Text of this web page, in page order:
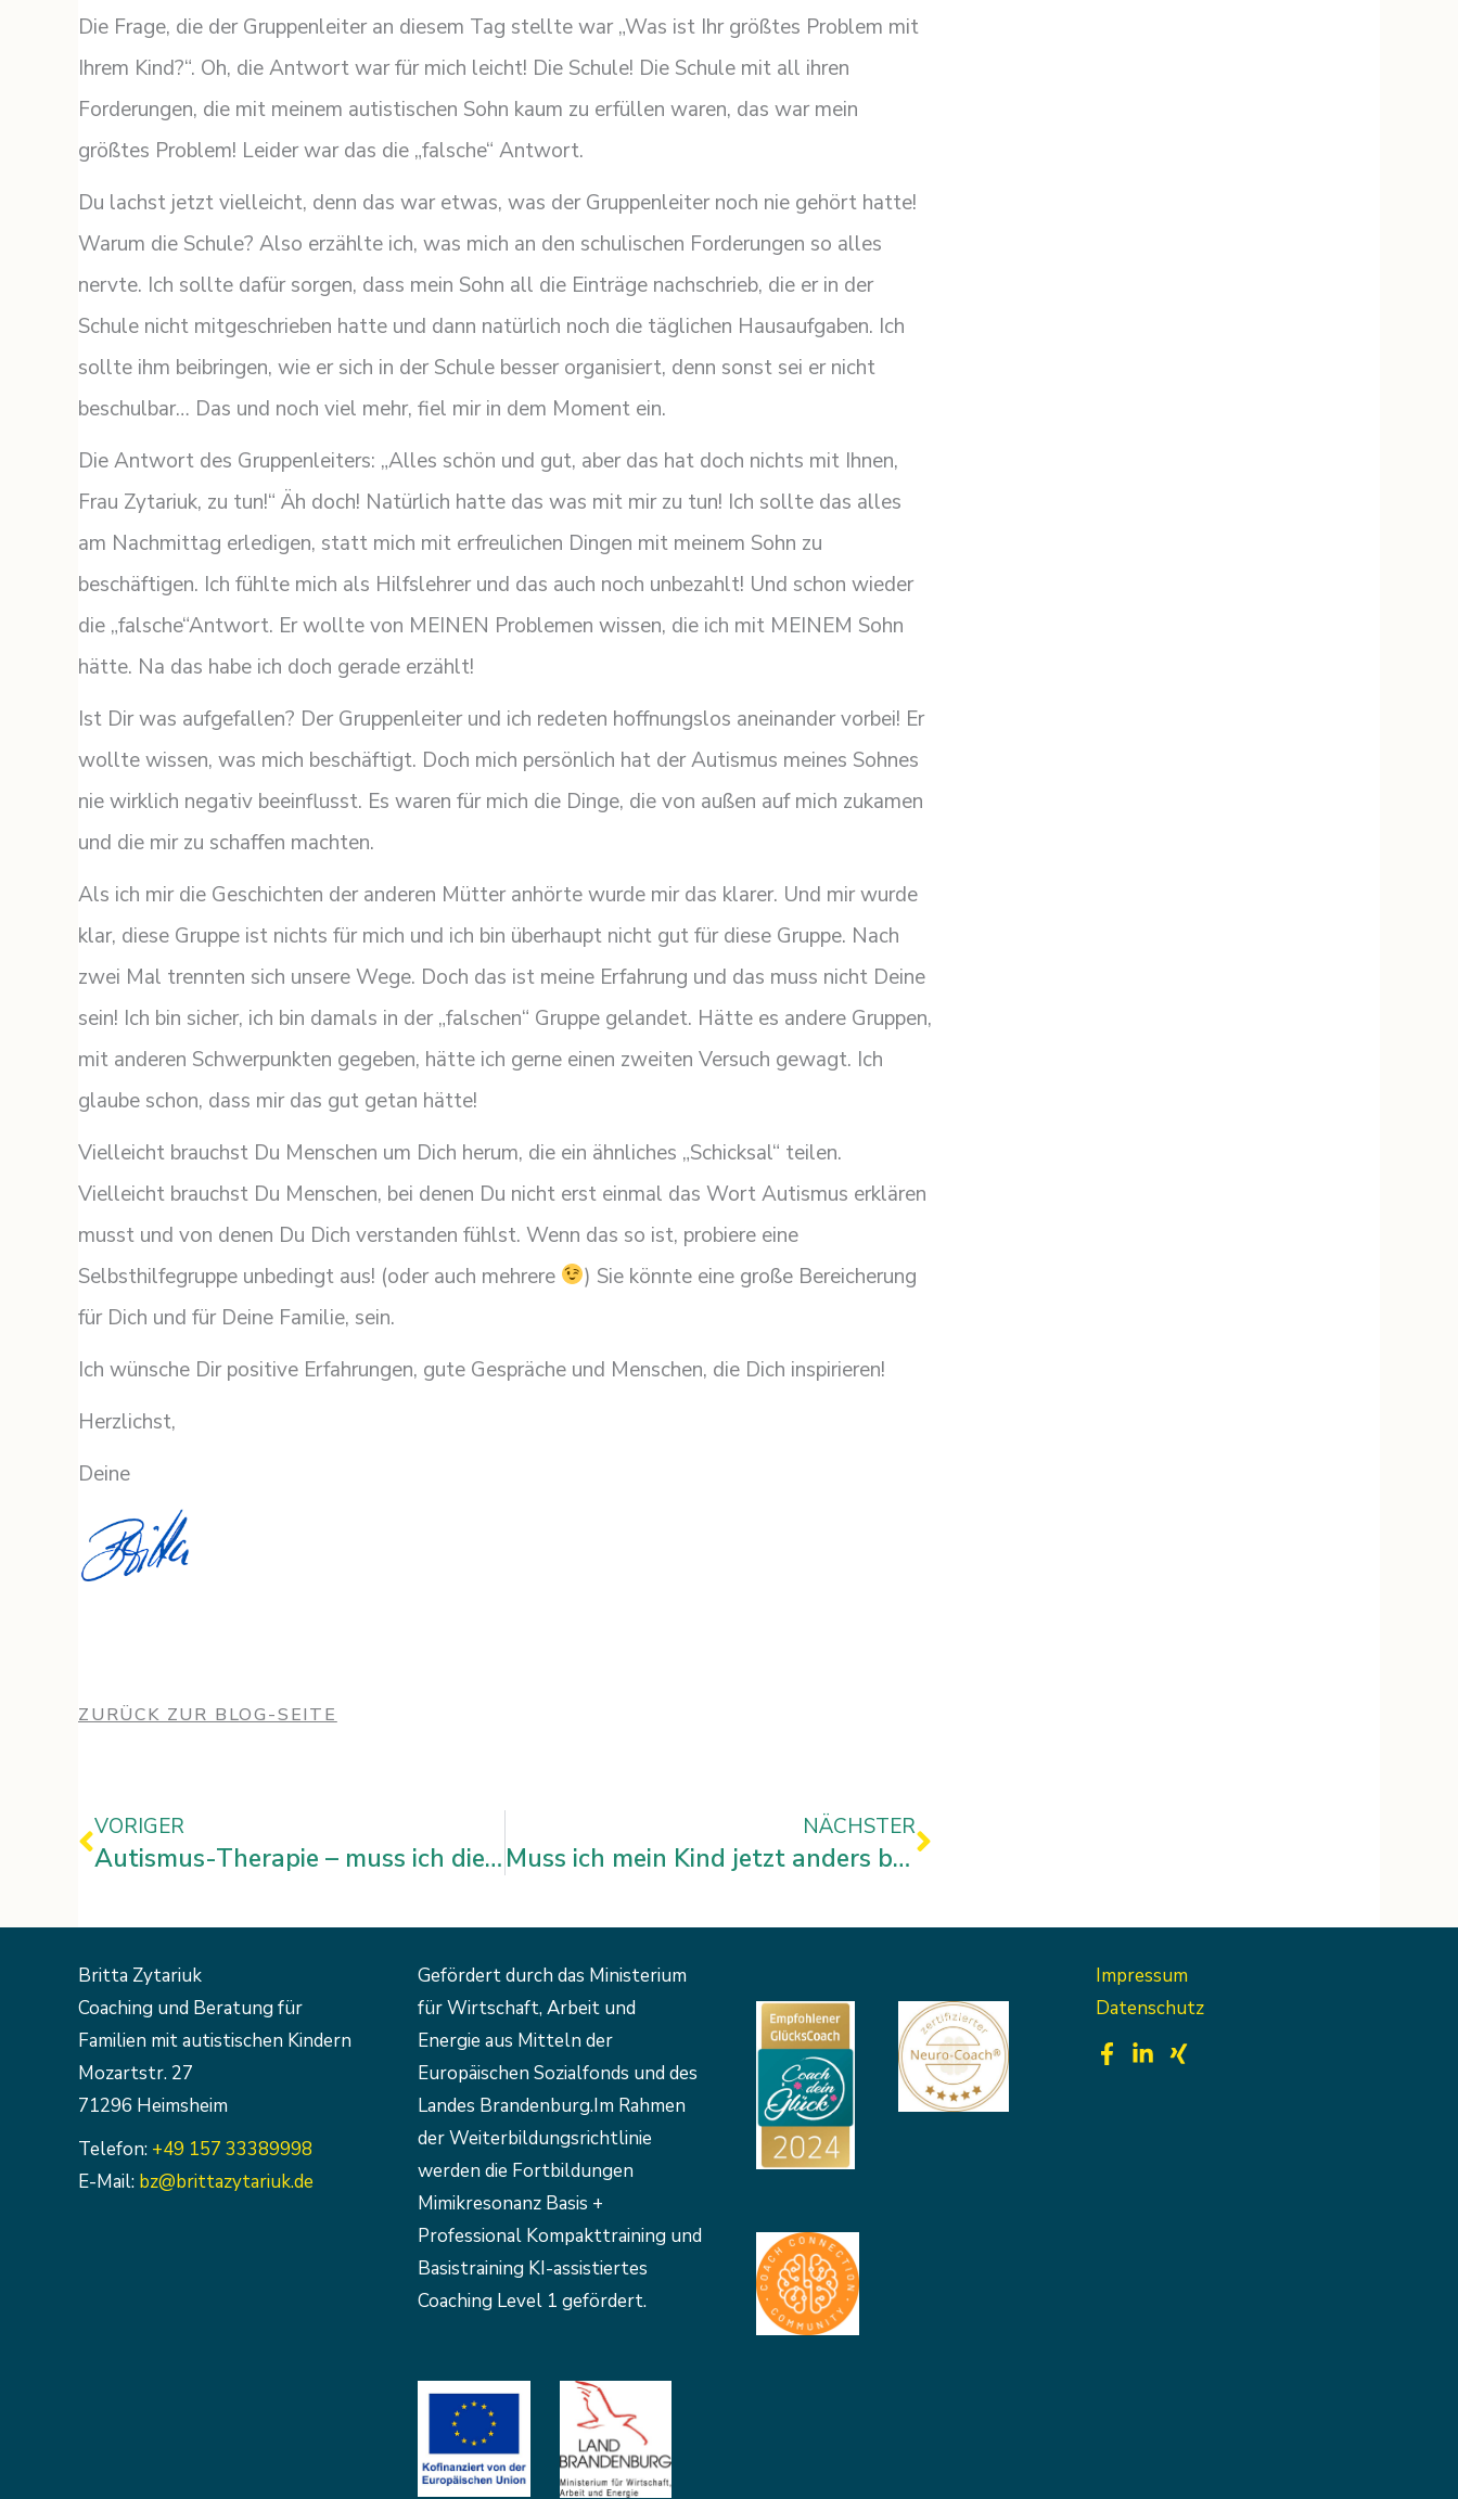
Die Frage, die der Gruppenleiter an diesem Tag stellte war „Was ist Ihr größtes Problem mit
Ihrem Kind?“. Oh, die Antwort war für mich leicht! Die Schule! Die Schule mit all ihren
Forderungen, die mit meinem autistischen Sohn kaum zu erfüllen waren, das war mein
größtes Problem! Leider war das die „falsche“ Antwort.
Du lachst jetzt vielleicht, denn das war etwas, was der Gruppenleiter noch nie gehört hatte!
Warum die Schule? Also erzählte ich, was mich an den schulischen Forderungen so alles
nervte. Ich sollte dafür sorgen, dass mein Sohn all die Einträge nachschrieb, die er in der
Schule nicht mitgeschrieben hatte und dann natürlich noch die täglichen Hausaufgaben. Ich
sollte ihm beibringen, wie er sich in der Schule besser organisiert, denn sonst sei er nicht
beschulbar… Das und noch viel mehr, fiel mir in dem Moment ein.
Die Antwort des Gruppenleiters: „Alles schön und gut, aber das hat doch nichts mit Ihnen,
Frau Zytariuk, zu tun!“ Äh doch! Natürlich hatte das was mit mir zu tun! Ich sollte das alles
am Nachmittag erledigen, statt mich mit erfreulichen Dingen mit meinem Sohn zu
beschäftigen. Ich fühlte mich als Hilfslehrer und das auch noch unbezahlt! Und schon wieder
die „falsche“Antwort. Er wollte von MEINEN Problemen wissen, die ich mit MEINEM Sohn
hätte. Na das habe ich doch gerade erzählt!
Ist Dir was aufgefallen? Der Gruppenleiter und ich redeten hoffnungslos aneinander vorbei! Er
wollte wissen, was mich beschäftigt. Doch mich persönlich hat der Autismus meines Sohnes
nie wirklich negativ beeinflusst. Es waren für mich die Dinge, die von außen auf mich zukamen
und die mir zu schaffen machten.
Als ich mir die Geschichten der anderen Mütter anhörte wurde mir das klarer. Und mir wurde
klar, diese Gruppe ist nichts für mich und ich bin überhaupt nicht gut für diese Gruppe. Nach
zwei Mal trennten sich unsere Wege. Doch das ist meine Erfahrung und das muss nicht Deine
sein! Ich bin sicher, ich bin damals in der „falschen“ Gruppe gelandet. Hätte es andere Gruppen,
mit anderen Schwerpunkten gegeben, hätte ich gerne einen zweiten Versuch gewagt. Ich
glaube schon, dass mir das gut getan hätte!
Vielleicht brauchst Du Menschen um Dich herum, die ein ähnliches „Schicksal“ teilen.
Vielleicht brauchst Du Menschen, bei denen Du nicht erst einmal das Wort Autismus erklären
musst und von denen Du Dich verstanden fühlst. Wenn das so ist, probiere eine
Selbsthilfegruppe unbedingt aus! (oder auch mehrere
) Sie könnte eine große Bereicherung
für Dich und für Deine Familie, sein.
Ich wünsche Dir positive Erfahrungen, gute Gespräche und Menschen, die Dich inspirieren!
Herzlichst,
Deine
ZURÜCK ZUR BLOG-SEITE
Zurück
VORIGER
Autismus-Therapie – muss ich die selber zahlen?
NÄCHSTER
Muss ich mein Kind jetzt anders behandeln?
Nächster
Britta Zytariuk
Coaching und Beratung für
Familien mit autistischen Kindern
Mozartstr. 27
71296 Heimsheim
Telefon: +49 157 33389998
E-Mail: bz@brittazytariuk.de
Gefördert durch das Ministerium
für Wirtschaft, Arbeit und
Energie aus Mitteln der
Europäischen Sozialfonds und des
Landes Brandenburg.Im Rahmen
der Weiterbildungsrichtlinie
werden die Fortbildungen
Mimikresonanz Basis +
Professional Kompakttraining und
Basistraining KI-assistiertes
Coaching Level 1 gefördert.
Impressum
Datenschutz